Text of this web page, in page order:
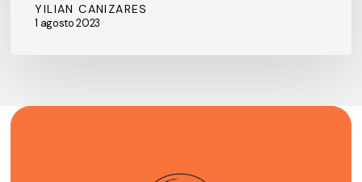
YILIAN CANIZARES
1 agosto 2023